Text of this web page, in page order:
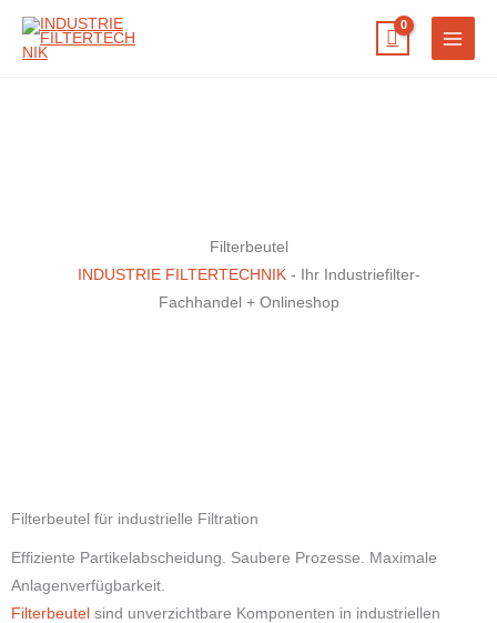
Zum
Filterbeutel
INDUSTRIE FILTERTECHNIK- Ihr Industriefilter-
Fachhandel + Onlineshop
Filterbeutel für industrielle Filtration
Effiziente Partikelabscheidung. Saubere Prozesse. Maximale
Anlagenverfügbarkeit.
Filterbeutel sind unverzichtbare Komponenten in industriellen